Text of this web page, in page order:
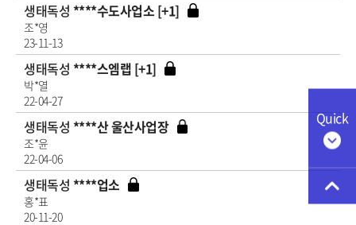
Quick
생태독성 ****수도사업소 [+1]
조*영
23-11-13
생태독성 ****스엠랩 [+1]
박*열
22-04-27
생태독성 ****산 울산사업장
조*윤
22-04-06
생태독성 ****업소
홍*표
20-11-20